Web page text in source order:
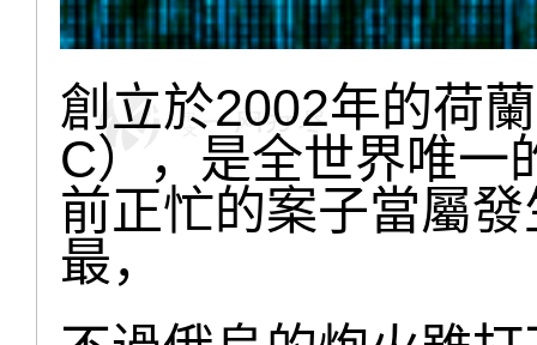
創立於2002年的荷
C），是全世界唯一
前正忙的案子當屬
最，